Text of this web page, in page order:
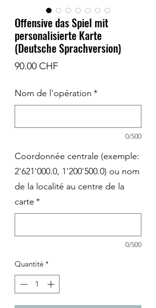
Offensive das Spiel mit
personalisierte Karte
(Deutsche Sprachversion)
90.00 CHFPrix
Nom de l'opération *
0/500
Coordonnée centrale (exemple:
2'621'000.0, 1'200'500.0) ou nom
de la localité au centre de la
carte *
0/500
Quantité *